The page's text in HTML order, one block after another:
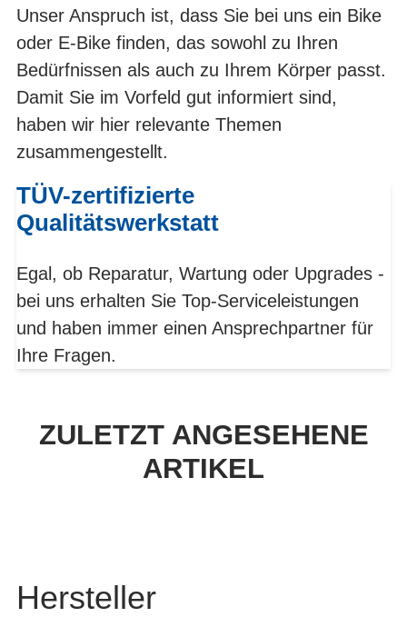
Unser Anspruch ist, dass Sie bei uns ein Bike
oder E-Bike finden, das sowohl zu Ihren
Bedürfnissen als auch zu Ihrem Körper passt.
Damit Sie im Vorfeld gut informiert sind,
haben wir hier relevante Themen
zusammengestellt.
TÜV-zertifizierte
Qualitätswerkstatt
Egal, ob Reparatur, Wartung oder Upgrades -
bei uns erhalten Sie Top-Serviceleistungen
und haben immer einen Ansprechpartner für
Ihre Fragen.
ZULETZT ANGESEHENE
ARTIKEL
Hersteller